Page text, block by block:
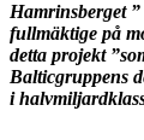
Hamrinsberget
fullmäktige på
detta projekt
Balticgruppens
i